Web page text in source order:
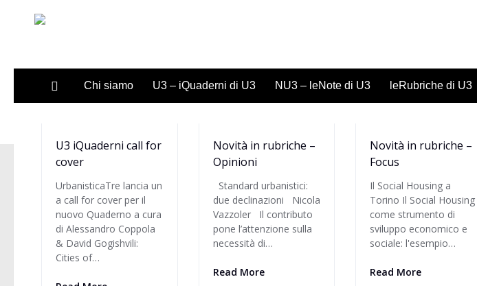
Sotto il contenuto
Chi siamo U3 – iQuaderni di U3 NU3 – leNote di U3 leRubriche di U3
U3 iQuaderni call for
cover
UrbanisticaTre lancia un
a call for cover per il
nuovo Quaderno a cura
di Alessandro Coppola
& David Gogishvili:
Cities of…
Novità in rubriche –
Opinioni
Standard urbanistici:
due declinazioni Nicola
Vazzoler Il contributo
pone l’attenzione sulla
necessità di…
Read More
Novità in rubriche –
Focus
Il Social Housing a
Torino Il Social Housing
come strumento di
sviluppo economico e
sociale: l'esempio…
Read More